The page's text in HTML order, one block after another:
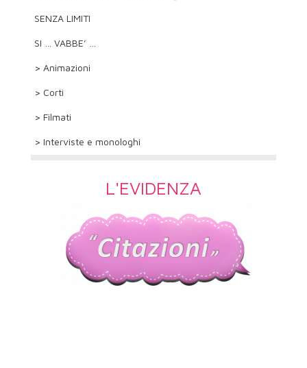
SENZA LIMITI
SI … VABBE’ …
> Animazioni
> Corti
> Filmati
> Interviste e monologhi
L'EVIDENZA